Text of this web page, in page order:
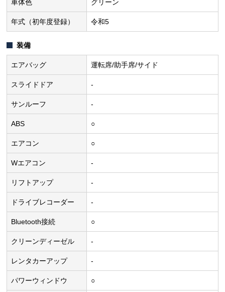
車体色 グリーン
年式（初年度登録） 令和5
装備
エアバッグ 運転席/助手席/サイド
スライドドア -
サンルーフ -
ABS ○
エアコン ○
Wエアコン -
リフトアップ -
ドライブレコーダー -
Bluetooth接続 ○
クリーンディーゼル -
レンタカーアップ -
パワーウィンドウ ○